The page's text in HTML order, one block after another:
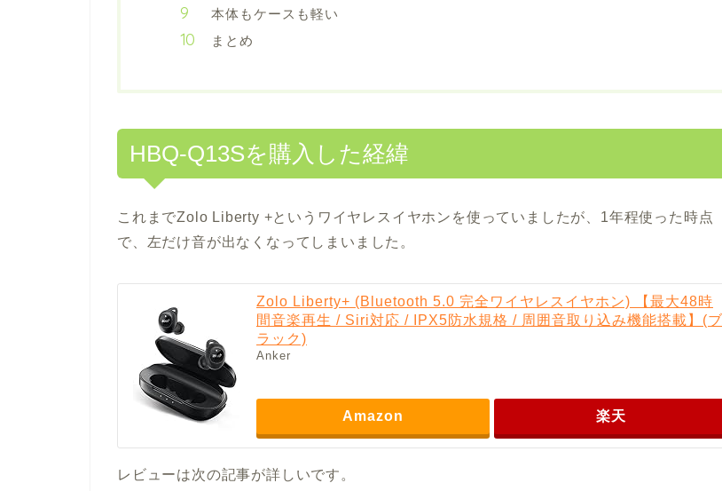
本体もケースも軽い
まとめ
HBQ-Q13Sを購入した経緯
これまでZolo Liberty +というワイヤレスイヤホンを使っていましたが、1年程使った時点
で、左だけ音が出なくなってしまいました。
Zolo Liberty+ (Bluetooth 5.0 完全ワイヤレスイヤホン) 【最大48時
間音楽再生 / Siri対応 / IPX5防水規格 / 周囲音取り込み機能搭載】(ブ
ラック)
Anker
Amazon 楽天
レビューは次の記事が詳しいです。